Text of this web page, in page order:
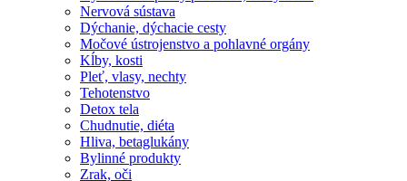
Nervová sústava
Dýchanie, dýchacie cesty
Močové ústrojenstvo a pohlavné orgány
Kĺby, kosti
Pleť, vlasy, nechty
Tehotenstvo
Detox tela
Chudnutie, diéta
Hliva, betaglukány
Bylinné produkty
Zrak, oči